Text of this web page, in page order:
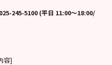
245-5100 (平日 11:00～18:00/
容]